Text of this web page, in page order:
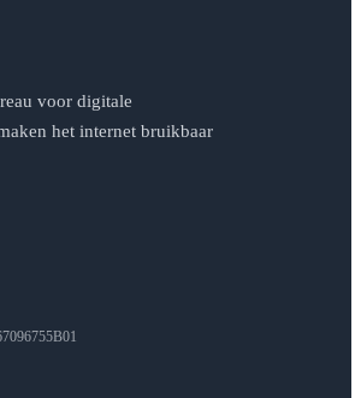
voor digitale
het internet bruikbaar